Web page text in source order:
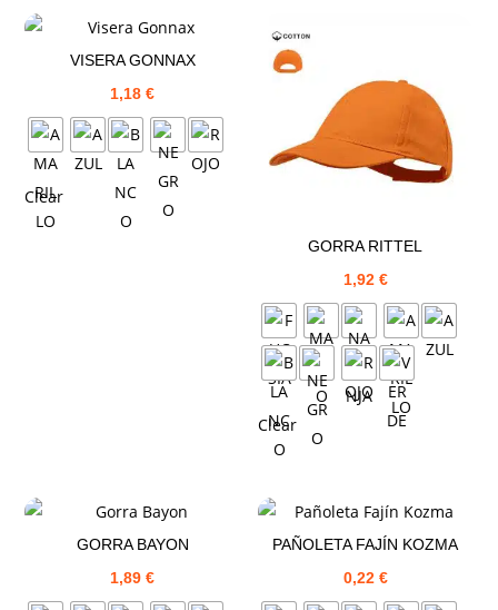
VISERA GONNAX
1,18€
Clear
GORRA RITTEL
1,92 €
Clear
GORRA BAYON
1,89€
PAÑOLETA FAJÍN KOZMA
0,22 €